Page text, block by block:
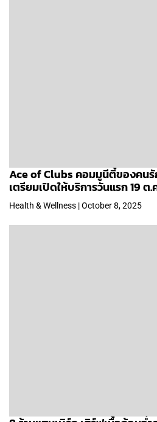
Ace of Clubs คอมมูนีตี้ของคนรั
เตรียมเปิดให้บริการวันแรก 19 ต.
Health & Wellness | October 8, 2025